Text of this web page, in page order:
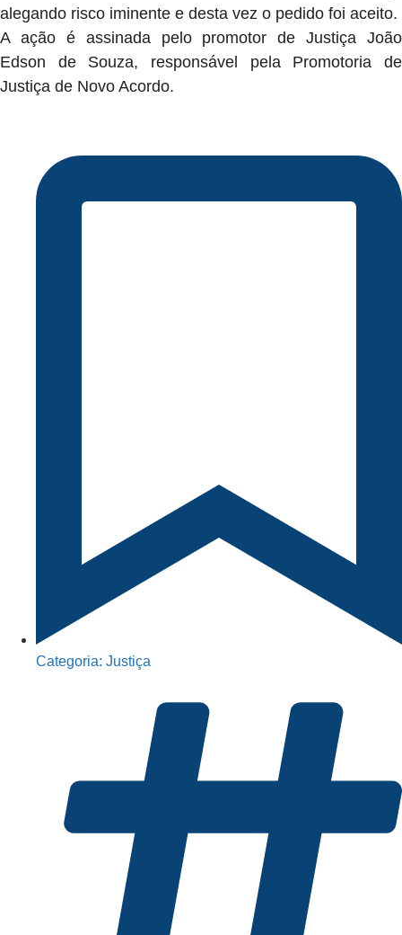
alegando risco iminente e desta vez o pedido foi aceito.
A ação é assinada pelo promotor de Justiça João
Edson de Souza, responsável pela Promotoria de
Justiça de Novo Acordo.
Categoria: Justiça